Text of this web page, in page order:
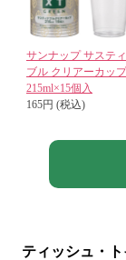
サンナップ サステ
ブル クリアーカップ
215ml×15個入
165円 (税込)
ティッシュ・